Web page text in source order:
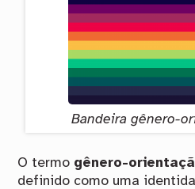
Bandeira gênero-
O termo gênero-
definido como uma